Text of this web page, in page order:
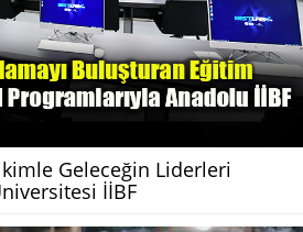
Geleceğin Liderleri
İİBF